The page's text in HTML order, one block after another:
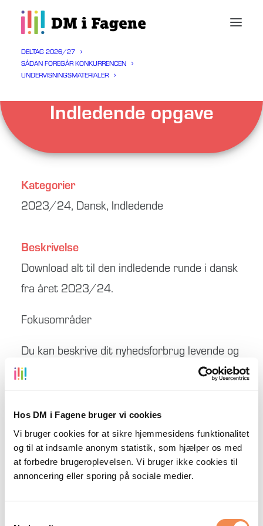
Hos DM i Fagene bruger vi cookies
Vi bruger cookies for at sikre hjemmesidens funktionalitet
og til at indsamle anonym statistik, som hjælper os med
at forbedre brugeroplevelsen. Vi bruger ikke cookies til
annoncering eller sporing på sociale medier.
DELTAG 2026/27
SÅDAN FOREGÅR KONKURRENCEN
UNDERVISNINGSMATERIALER
Dansk 2023/24
Indledende opgave
Kategorier
2023/24, Dansk, Indledende
Beskrivelse
Download alt til den indledende runde i dansk
fra året 2023/24.
Fokusområder
Du kan beskrive dit nyhedsforbrug levende og
detaljeret med konkrete eksempler, så
chefredaktøren på Zetland får et billede af et
ungt menneskes nyhedsforbrug med nyheder.
Du kan reflektere over, hvorfor dit
nyhedsforbrug er, som det er.
Du kan formidle interessante idéer til, hvad